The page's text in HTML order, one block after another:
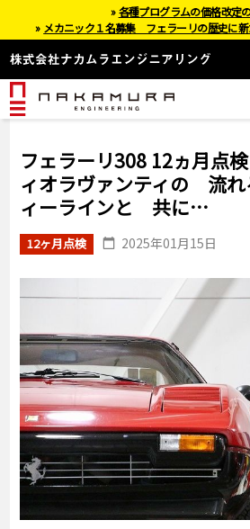
フェラーリ308 12ヵ月点
ィオラヴァンティの 流
ィーラインと 共に…
12ヶ月点検 2025年01月15日
»各種プログラムの価格改定
» メカニック１名募集 フェラーリの歴史に